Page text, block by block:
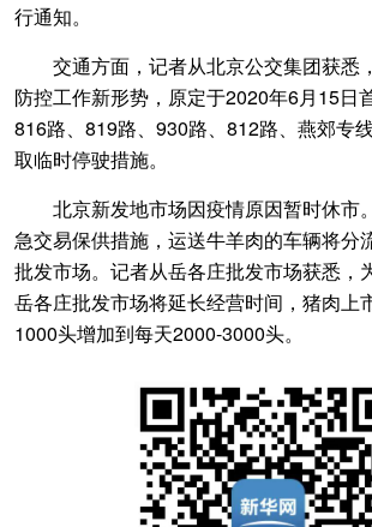
行通知。
交通方面，记者从北京公交集团获悉
防控工作新形势，原定于2020年6月15日
816路、819路、930路、812路、燕郊专
取临时停驶措施。
北京新发地市场因疫情原因暂时休市
急交易保供措施，运送牛羊肉的车辆将分
批发市场。记者从岳各庄批发市场获悉，
岳各庄批发市场将延长经营时间，猪肉上
1000头增加到每天2000-3000头。